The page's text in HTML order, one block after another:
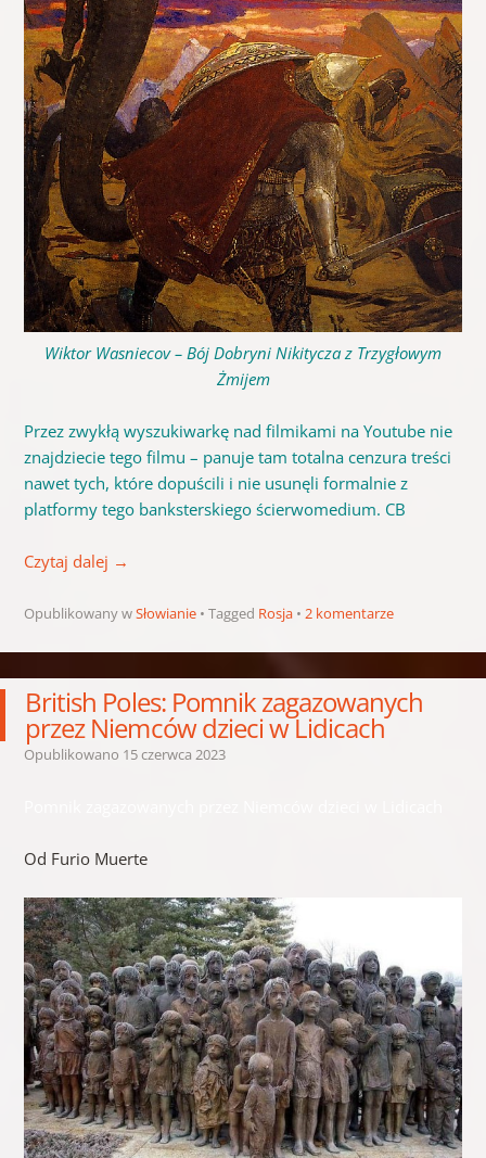
Wiktor Wasniecov – Bój Dobryni Nikitycza z Trzygłowym
Żmijem
Przez zwykłą wyszukiwarkę nad filmikami na Youtube nie
znajdziecie tego filmu – panuje tam totalna cenzura treści
nawet tych, które dopuścili i nie usunęli formalnie z
platformy tego banksterskiego ścierwomedium. CB
Czytaj dalej →
Opublikowany wSłowianie Tagged Rosja 2 komentarze
British Poles: Pomnik zagazowanych
przez Niemców dzieci w Lidicach
Opublikowano 15 czerwca 2023
Od Furio Muerte